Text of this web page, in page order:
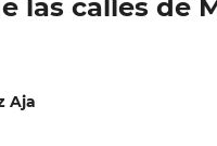
las calles de
Aja